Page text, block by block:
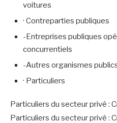
voitures
· Contreparties publiques
-Entreprises publiques
concurrentiels
-Autres organismes
· Particuliers
Particuliers du secteur privé :
Particuliers du secteur privé :